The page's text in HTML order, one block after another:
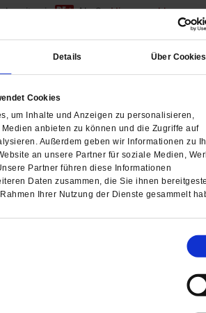
Details Über Cookies
Cookies
um Inhalte und Anzeigen zu personalisieren,
anbieten zu können und die Zugriffe auf
Außerdem geben wir Informationen zu
an unsere Partner für soziale Medien,
Partner führen diese Informationen
Daten zusammen, die Sie ihnen
Ihrer Nutzung der Dienste gesammelt
bereits ein -Abo? Hier anmelden
Schlagwort:
Leserbriefe